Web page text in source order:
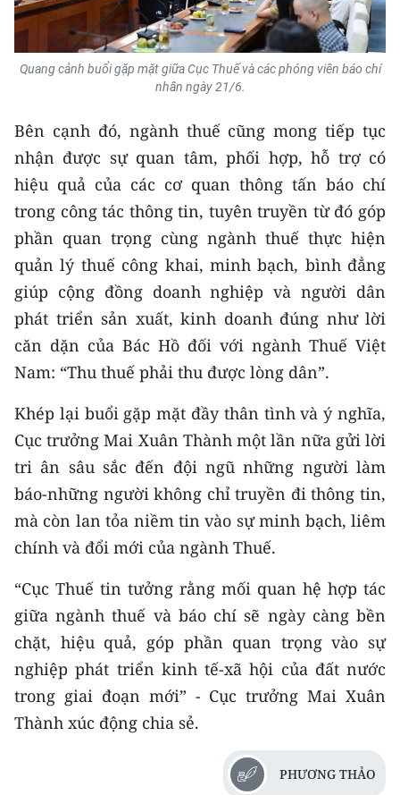
Quang cảnh buổi gặp mặt giữa Cục Thuế và các phóng viên báo chí
nhân ngày 21/6.
Bên cạnh đó, ngành thuế cũng mong tiếp tục
nhận được sự quan tâm, phối hợp, hỗ trợ có
hiệu quả của các cơ quan thông tấn báo chí
trong công tác thông tin, tuyên truyền từ đó góp
phần quan trọng cùng ngành thuế thực hiện
quản lý thuế công khai, minh bạch, bình đẳng
giúp cộng đồng doanh nghiệp và người dân
phát triển sản xuất, kinh doanh đúng như lời
căn dặn của Bác Hồ đối với ngành Thuế Việt
Nam: “Thu thuế phải thu được lòng dân”.
Khép lại buổi gặp mặt đầy thân tình và ý nghĩa,
Cục trưởng Mai Xuân Thành một lần nữa gửi lời
tri ân sâu sắc đến đội ngũ những người làm
báo-những người không chỉ truyền đi thông tin,
mà còn lan tỏa niềm tin vào sự minh bạch, liêm
chính và đổi mới của ngành Thuế.
“Cục Thuế tin tưởng rằng mối quan hệ hợp tác
giữa ngành thuế và báo chí sẽ ngày càng bền
chặt, hiệu quả, góp phần quan trọng vào sự
nghiệp phát triển kinh tế-xã hội của đất nước
trong giai đoạn mới” - Cục trưởng Mai Xuân
Thành xúc động chia sẻ.
PHƯƠNG THẢO